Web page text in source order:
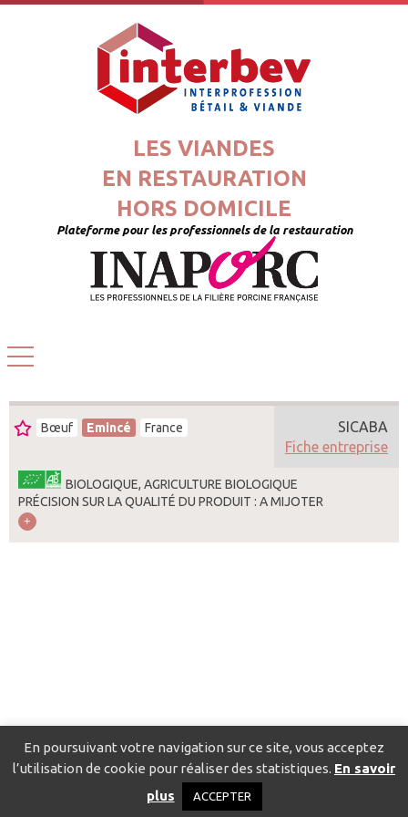
LES VIANDES
EN RESTAURATION
HORS DOMICILE
Plateforme pour les professionnels de la restauration
Bœuf Emincé France
BIOLOGIQUE, AGRICULTURE BIOLOGIQUE
PRÉCISION SUR LA QUALITÉ DU PRODUIT : A MIJOTER
SICABA
Fiche entreprise
Catalogue pour localiser les fournisseurs
Politique de confidentialité
En poursuivant votre navigation sur ce site, vous acceptez
l’utilisation de cookie pour réaliser des statistiques. En savoir
plus
ACCEPTER